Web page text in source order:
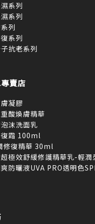
系列
系列
列
系列
抗老系列
賣店
凝膠
酸煥膚精華
沫洗面乳
霜 100ml
修復精華 30ml
極效舒緩修護精華乳-輕潤
防曬液UVA PRO透明色